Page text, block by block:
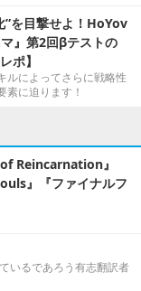
”を目撃せよ！HoYov
』第2回βテストの
ポ】
ルによってさらに戦略性
素に迫ります！
Reincarnation』
』『ファイナルフ
いるであろう有志翻訳者